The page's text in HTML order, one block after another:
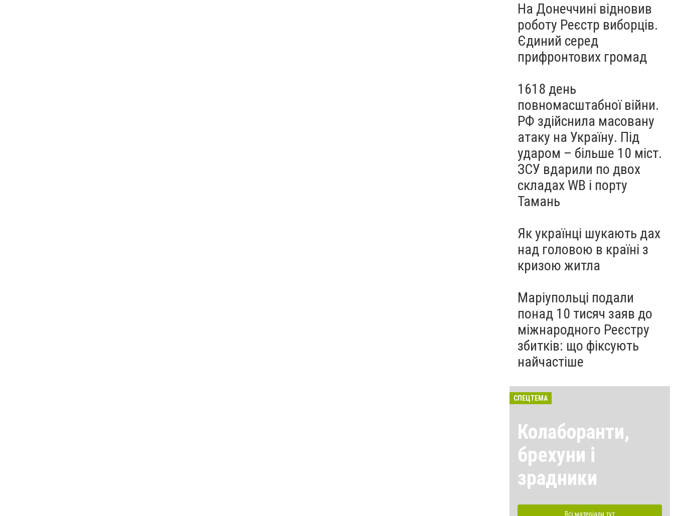
новому українському
фільмі, - ФОТО
На Донеччині відновив
роботу Реєстр виборців.
Єдиний серед
прифронтових громад
1618 день
повномасштабної війни.
РФ здійснила масовану
атаку на Україну. Під
ударом – більше 10 міст.
ЗСУ вдарили по двох
складах WB і порту
Тамань
Як українці шукають дах
над головою в країні з
кризою житла
Маріупольці подали
понад 10 тисяч заяв до
міжнародного Реєстру
збитків: що фіксують
найчастіше
СПЕЦТЕМА
Колаборанти,
брехуни і
зрадники
Всі матеріали тут